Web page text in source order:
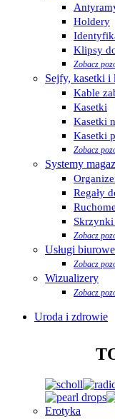
Holdery
Klipsy
Zobacz
Sejfy, kasetki i
Kable
Kasetki
Kasetki
Kasetki
Zobacz
Systemy
Regały
Zobacz
Usługi biurowe
Zobacz
Wizualizery
Zobacz
Uroda i zdrowie
Erotyka